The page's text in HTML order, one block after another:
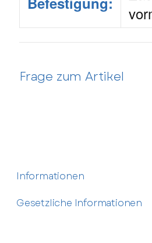
Frage zum Artikel
Vorname
Informationen
Gesetzliche Informationen